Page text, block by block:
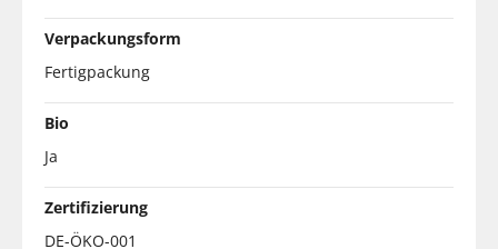
Verpackungsform
Fertigpackung
Bio
Ja
Zertifizierung
DE-ÖKO-001